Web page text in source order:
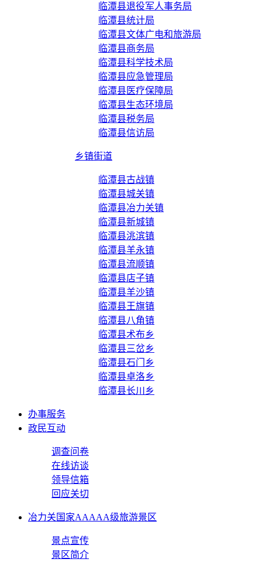
临潭县退役军人事务局
临潭县统计局
临潭县文体广电和旅游局
临潭县商务局
临潭县科学技术局
临潭县应急管理局
临潭县医疗保障局
临潭县生态环境局
临潭县税务局
临潭县信访局
乡镇街道
临潭县古战镇
临潭县城关镇
临潭县冶力关镇
临潭县新城镇
临潭县洮滨镇
临潭县羊永镇
临潭县流顺镇
临潭县店子镇
临潭县羊沙镇
临潭县王旗镇
临潭县八角镇
临潭县术布乡
临潭县三岔乡
临潭县石门乡
临潭县卓洛乡
临潭县长川乡
办事服务
政民互动
调查问卷
在线访谈
领导信箱
回应关切
冶力关国家AAAAA级旅游景区
景点宣传
景区简介